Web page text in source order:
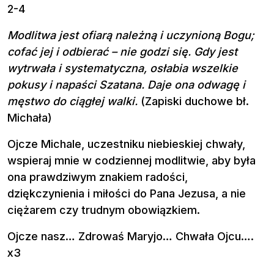
2-4
Modlitwa jest ofiarą należną i uczynioną Bogu;
cofać jej i odbierać – nie godzi się. Gdy jest
wytrwała i systematyczna, osłabia wszelkie
pokusy i napaści Szatana. Daje ona odwagę i
męstwo do ciągłej walki. (Zapiski duchowe bł.
Michała)
Ojcze Michale, uczestniku niebieskiej chwały,
wspieraj mnie w codziennej modlitwie, aby była
ona prawdziwym znakiem radości,
dziękczynienia i miłości do Pana Jezusa, a nie
ciężarem czy trudnym obowiązkiem.
Ojcze nasz… Zdrowaś Maryjo… Chwała Ojcu….
x3